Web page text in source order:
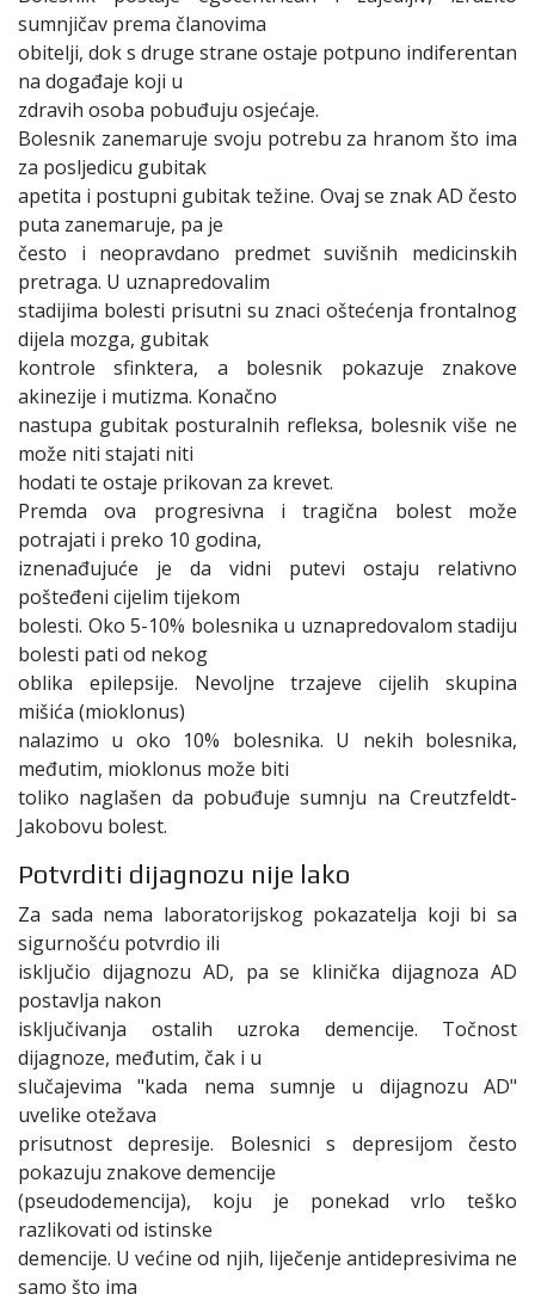
sumnjičav prema članovima
obitelji, dok s druge strane ostaje potpuno indiferentan
na događaje koji u
zdravih osoba pobuđuju osjećaje.
Bolesnik zanemaruje svoju potrebu za hranom što ima
za posljedicu gubitak
apetita i postupni gubitak težine. Ovaj se znak AD često
puta zanemaruje, pa je
često i neopravdano predmet suvišnih medicinskih
pretraga. U uznapredovalim
stadijima bolesti prisutni su znaci oštećenja frontalnog
dijela mozga, gubitak
kontrole sfinktera, a bolesnik pokazuje znakove
akinezije i mutizma. Konačno
nastupa gubitak posturalnih refleksa, bolesnik više ne
može niti stajati niti
hodati te ostaje prikovan za krevet.
Premda ova progresivna i tragična bolest može
potrajati i preko 10 godina,
iznenađujuće je da vidni putevi ostaju relativno
pošteđeni cijelim tijekom
bolesti. Oko 5-10% bolesnika u uznapredovalom stadiju
bolesti pati od nekog
oblika epilepsije. Nevoljne trzajeve cijelih skupina
mišića (mioklonus)
nalazimo u oko 10% bolesnika. U nekih bolesnika,
međutim, mioklonus može biti
toliko naglašen da pobuđuje sumnju na Creutzfeldt-
Jakobovu bolest.
Potvrditi dijagnozu nije lako
Za sada nema laboratorijskog pokazatelja koji bi sa
sigurnošću potvrdio ili
isključio dijagnozu AD, pa se klinička dijagnoza AD
postavlja nakon
isključivanja ostalih uzroka demencije. Točnost
dijagnoze, međutim, čak i u
slučajevima "kada nema sumnje u dijagnozu AD"
uvelike otežava
prisutnost depresije. Bolesnici s depresijom često
pokazuju znakove demencije
(pseudodemencija), koju je ponekad vrlo teško
razlikovati od istinske
demencije. U većine od njih, liječenje antidepresivima ne
samo što ima